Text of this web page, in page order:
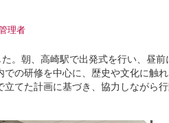
理者
。朝、高崎駅で出発式を行い、昼
の研修を中心に、歴史や文化に触
てた計画に基づき、協力しながら行